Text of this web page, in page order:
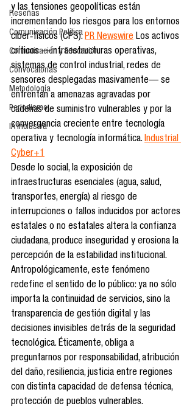
Reseñas
Comunicación Política
Comunicación y Educación
Convocatorias
Metodología
Periodismo
IA Inclusiva
y las tensiones geopolíticas están
incrementando los riesgos para los entornos
ciber‑físicos (CPS). PR Newswire Los activos
críticos —infraestructuras operativas,
sistemas de control industrial, redes de
sensores desplegadas masivamente— se
enfrentan a amenazas agravadas por
cadenas de suministro vulnerables y por la
convergencia creciente entre tecnología
operativa y tecnología informática. Industrial
Cyber+1
Desde lo social, la exposición de
infraestructuras esenciales (agua, salud,
transportes, energía) al riesgo de
interrupciones o fallos inducidos por actores
estatales o no estatales altera la confianza
ciudadana, produce inseguridad y erosiona la
percepción de la estabilidad institucional.
Antropológicamente, este fenómeno
redefine el sentido de lo público: ya no sólo
importa la continuidad de servicios, sino la
transparencia de gestión digital y las
decisiones invisibles detrás de la seguridad
tecnológica. Éticamente, obliga a
preguntarnos por responsabilidad, atribución
del daño, resiliencia, justicia entre regiones
con distinta capacidad de defensa técnica,
protección de pueblos vulnerables.